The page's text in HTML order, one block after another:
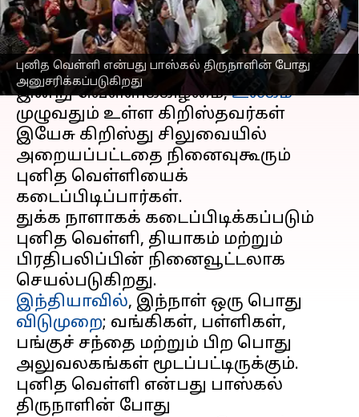
புனித வெள்ளி என்பது பாஸ்கல் திருநாளின் போது
அனுசரிக்கப்படுகிறது
எழுதியவர் Venkatalakshmi V Apr 18, 2025 04:21 pm
செய்தி முன்னோட்டம்
இன்று வெள்ளிக்கிழமை,உலகம்
முழுவதும் உள்ள கிறிஸ்தவர்கள்
இயேசு கிறிஸ்து சிலுவையில்
அறையப்பட்டதை நினைவுகூரும்
புனித வெள்ளியைக்
கடைப்பிடிப்பார்கள்.
துக்க நாளாகக் கடைப்பிடிக்கப்படும்
புனித வெள்ளி, தியாகம் மற்றும்
பிரதிபலிப்பின் நினைவூட்டலாக
இந்தியாவில், இந்நாள் ஒரு பொது
விடுமுறை; வங்கிகள், பள்ளிகள்,
பங்குச் சந்தை மற்றும் பிற பொது
அலுவலகங்கள் மூடப்பட்டிருக்கும்.
புனித வெள்ளி என்பது பாஸ்கல்
திருநாளின் போது